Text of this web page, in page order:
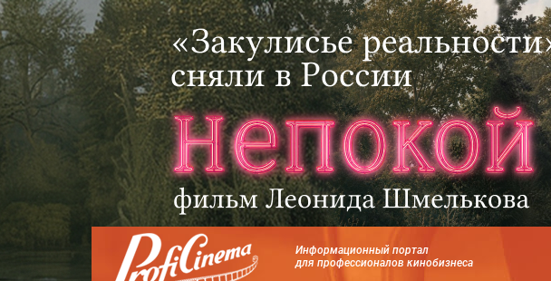
Информационный портал
для профессионалов кинобизнеса